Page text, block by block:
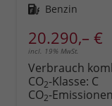
Kraftstoff Benzin
20.290,– €
incl. 19% MwSt.
Verbrauch
CO2-Klasse: C
CO2-